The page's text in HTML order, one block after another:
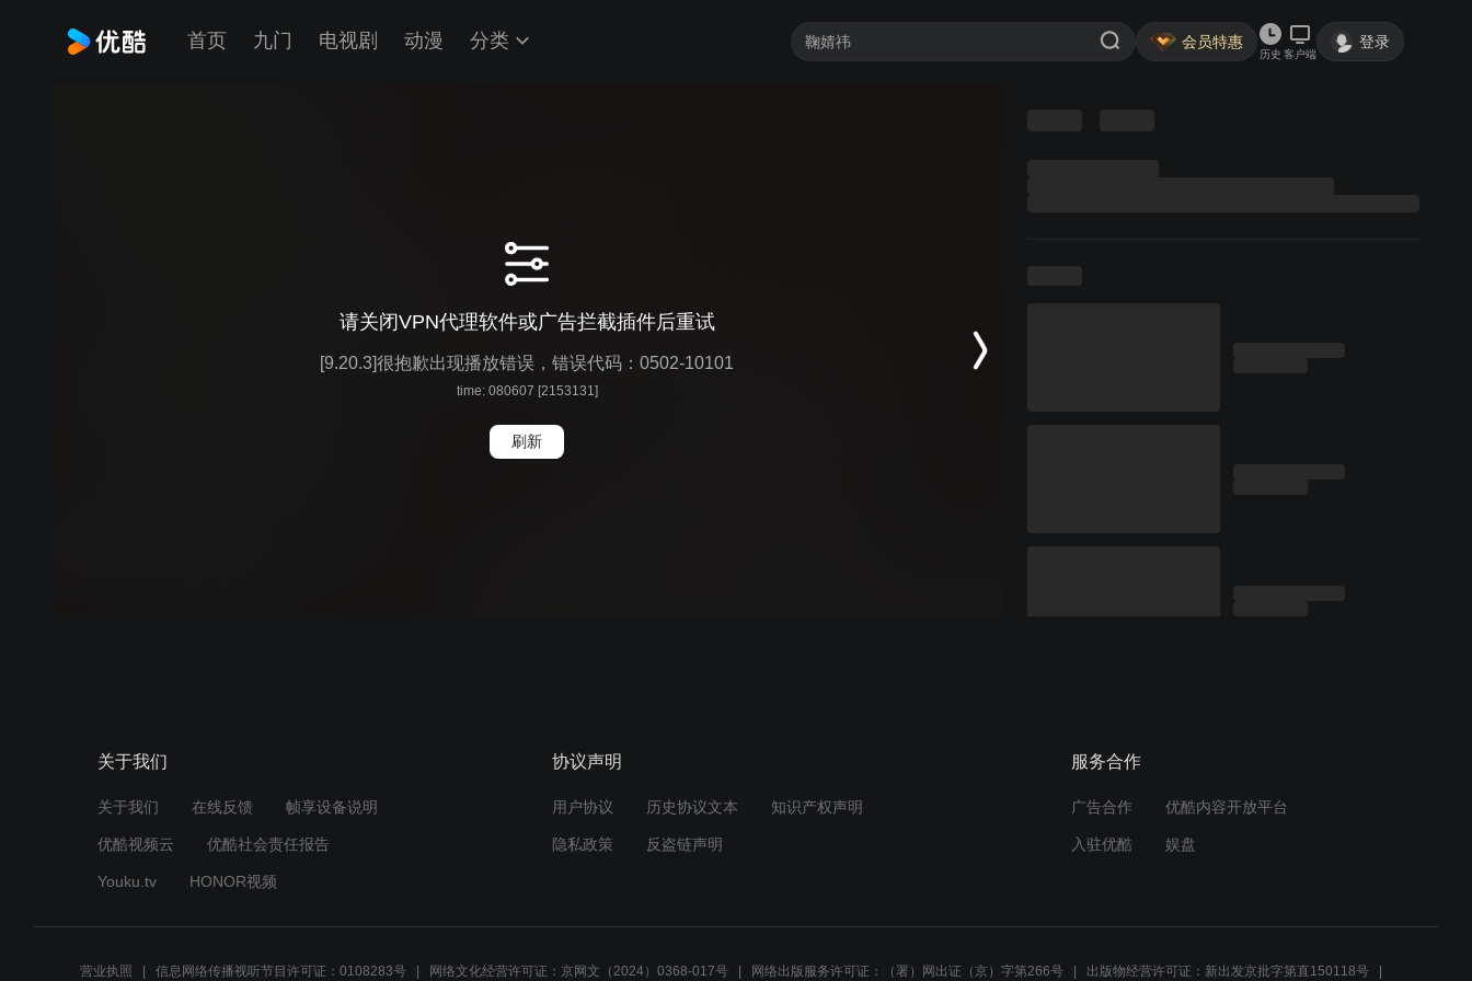
首页 九门 电视剧 动漫 分类 会员特惠
历史 客户端
登录
请关闭VPN代理软件或广告拦截插件后重试
[9.20.3]很抱歉出现播放错误，错误代码：0502-10101
time: 080607 [2153131]
刷新
关于我们
关于我们 在线反馈 帧享设备说明
优酷视频云 优酷社会责任报告
Youku.tv HONOR视频
协议声明
用户协议 历史协议文本 知识产权声明
隐私政策 反盗链声明
服务合作
广告合作 优酷内容开放平台
入驻优酷 娱盘
营业执照 信息网络传播视听节目许可证：0108283号 网络文化经营许可证：京网文（2024）0368-017号 网络出版服务许可证：（署）网出证（京）字第266号 出版物经营许可证：新出发京批字第直150118号